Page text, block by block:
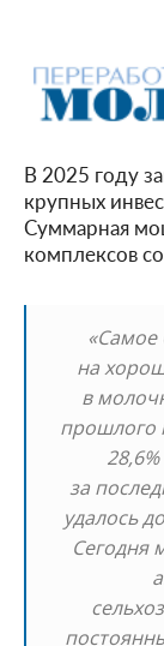
В 2025 году
крупных
Суммарная
комплексов
на
в
прошлого
за
удалось
Сегодня